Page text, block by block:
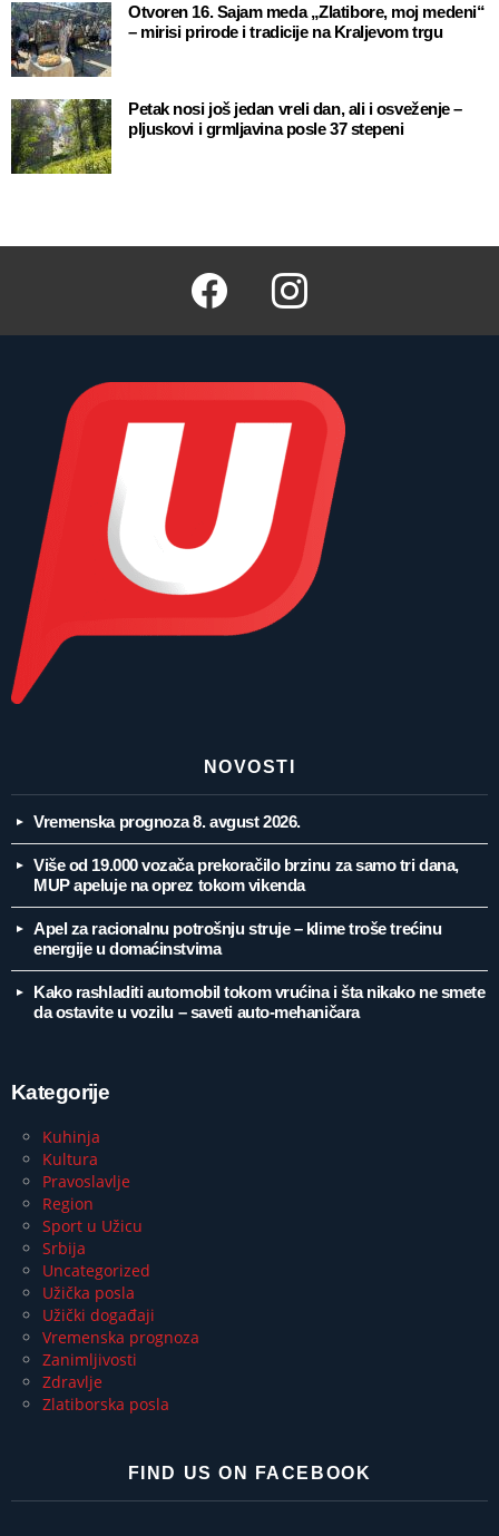
Otvoren 16. Sajam meda „Zlatibore, moj medeni“
– mirisi prirode i tradicije na Kraljevom trgu
Petak nosi još jedan vreli dan, ali i osveženje –
pljuskovi i grmljavina posle 37 stepeni
Facebook Instagram
NOVOSTI
Vremenska prognoza 8. avgust 2026.
Više od 19.000 vozača prekoračilo brzinu za samo tri dana,
MUP apeluje na oprez tokom vikenda
Apel za racionalnu potrošnju struje – klime troše trećinu
energije u domaćinstvima
Kako rashladiti automobil tokom vrućina i šta nikako ne smete
da ostavite u vozilu – saveti auto-mehaničara
Kategorije
Kuhinja
Kultura
Pravoslavlje
Region
Sport u Užicu
Srbija
Uncategorized
Užička posla
Užički događaji
Vremenska prognoza
Zanimljivosti
Zdravlje
Zlatiborska posla
FIND US ON FACEBOOK